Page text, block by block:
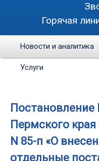
Горячая
Новости и аналитика
Услуги
Постановление
Пермского края
N 85-п «О
отдельные